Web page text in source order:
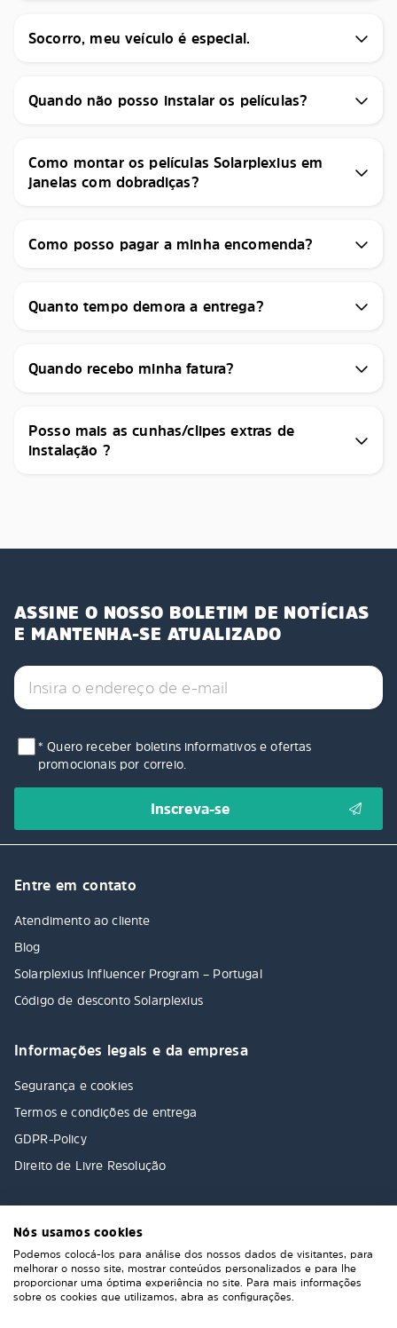
Socorro, meu veículo é especial.
Quando não posso instalar os películas?
Como montar os películas Solarplexius em
janelas com dobradiças?
Como posso pagar a minha encomenda?
Quanto tempo demora a entrega?
Quando recebo minha fatura?
Posso mais as cunhas/clipes extras de
instalação ?
ASSINE O NOSSO BOLETIM DE NOTÍCIAS
E MANTENHA-SE ATUALIZADO
* Quero receber boletins informativos e ofertas
promocionais por correio.
Entre em contato
Atendimento ao cliente
Blog
Solarplexius Influencer Program – Portugal
Código de desconto Solarplexius
Informações legais e da empresa
Segurança e cookies
Termos e condições de entrega
GDPR-Policy
Direito de Livre Resolução
Nós usamos cookies
Podemos colocá-los para análise dos nossos dados de visitantes, para
melhorar o nosso site, mostrar conteúdos personalizados e para lhe
proporcionar uma óptima experiência no site. Para mais informações
sobre os cookies que utilizamos, abra as configurações.